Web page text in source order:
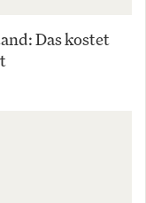
Das kostet